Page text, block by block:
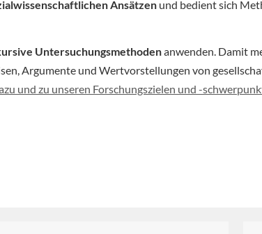
Ansätzen und bedient sich
Untersuchungsmethodenanwenden. Damit
Argumente und Wertvorstellungen von
und zu unseren Forschungszielen und -